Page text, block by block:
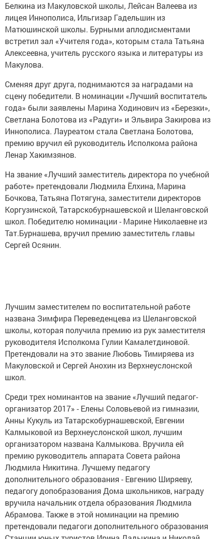
Белкина из Макуловской школы, Лейсан Валеева из
лицея Иннополиса, Ильгизар Гадельшин из
Матюшинской школы. Бурными аплодисментами
встретил зал «Учителя года», которым стала Татьяна
Алексеевна, учитель русского языка и литературы из
Макулова.
Сменяя друг друга, поднимаются за наградами на
сцену победители. В номинации «Лучший воспитатель
года» были заявлены Марина Ходинович из «Березки»,
Светлана Болотова из «Радуги» и Эльвира Закирова из
Иннополиса. Лауреатом стала Светлана Болотова,
премию вручил ей руководитель Исполкома района
Ленар Хакимзянов.
На звание «Лучший заместитель директора по учебной
работе» претендовали Людмила Ёлхина, Марина
Бочкова, Татьяна Потягуна, заместители директоров
Коргузинской, Татарскобурнашевской и Шеланговской
школ. Победителю номинации - Марине Николаевне из
Тат.Бурнашева, вручил премию заместитель главы
Сергей Осянин.
Лучшим заместителем по воспитательной работе
названа Зимфира Переведенцева из Шеланговской
школы, которая получила премию из рук заместителя
руководителя Исполкома Гулии Камалетдиновой.
Претендовали на это звание Любовь Тимиряева из
Макуловской и Сергей Анохин из Верхнеуслонской
школ.
Среди трех номинантов на звание «Лучший педагог-
организатор 2017» - Елены Соловьевой из гимназии,
Анны Кукуль из Татарскобурнашевской, Евгении
Калмыковой из Верхнеуслонской школ, лучшим
организатором названа Калмыкова. Вручила ей
премию руководитель аппарата Совета района
Людмила Никитина. Лучшему педагогу
дополнительного образования - Евгению Ширяеву,
педагогу допобразования Дома школьников, награду
вручила начальник отдела образования Людмила
Абрамова. Также в этой номинации на премию
претендовали педагоги дополнительного образования